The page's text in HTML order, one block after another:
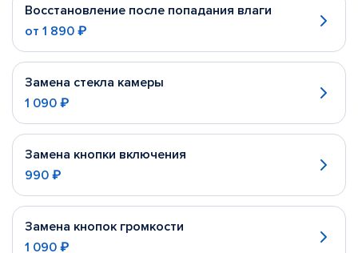
Восстановление после попадания влаги
от 1 890 ₽
Замена стекла камеры
1 090 ₽
Замена кнопки включения
990 ₽
Замена кнопок громкости
1 090 ₽